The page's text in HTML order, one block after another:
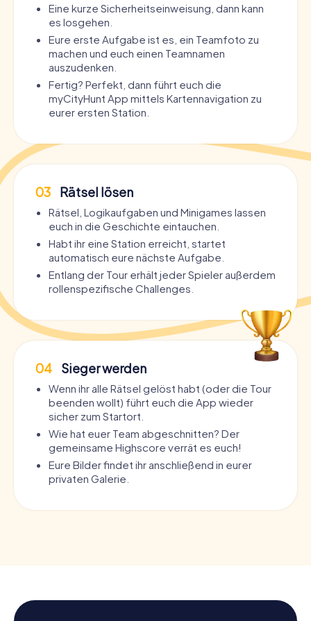
Eine kurze Sicherheitseinweisung, dann kann
es losgehen.
Eure erste Aufgabe ist es, ein Teamfoto zu
machen und euch einen Teamnamen
auszudenken.
Fertig? Perfekt, dann führt euch die
myCityHunt App mittels Kartennavigation zu
eurer ersten Station.
03 Rätsel lösen
Rätsel, Logikaufgaben und Minigames lassen
euch in die Geschichte eintauchen.
Habt ihr eine Station erreicht, startet
automatisch eure nächste Aufgabe.
Entlang der Tour erhält jeder Spieler außerdem
rollenspezifische Challenges.
04 Sieger werden
Wenn ihr alle Rätsel gelöst habt (oder die Tour
beenden wollt) führt euch die App wieder
sicher zum Startort.
Wie hat euer Team abgeschnitten? Der
gemeinsame Highscore verrät es euch!
Eure Bilder findet ihr anschließend in eurer
privaten Galerie.